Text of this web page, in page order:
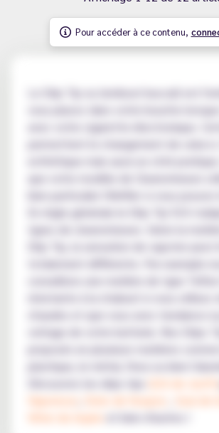
Pour accéder à ce contenu,
Le Drip Tip ou (embout buccal) est
vous placez dans votre bouche
avec votre cigarette électronique.
permettent le changement de celui-ci.
esthétique mais aussi un côté
bien particulier (Vérifier si vous pouvez
En règle générale le Drip Tip 510
types de clearomiseurs. Selon la
Drip Tip, la sensation de vapoter peut
totalement différente. Par exemple
conseillons une matière de type Teflon
résistante à la chaleur) si vous utilisez
voltage de votre batterie. Nos Drips
et bien d'autres !